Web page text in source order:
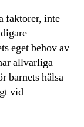
faktorer, inte
eget behov av
allvarliga
barnets hälsa
vid